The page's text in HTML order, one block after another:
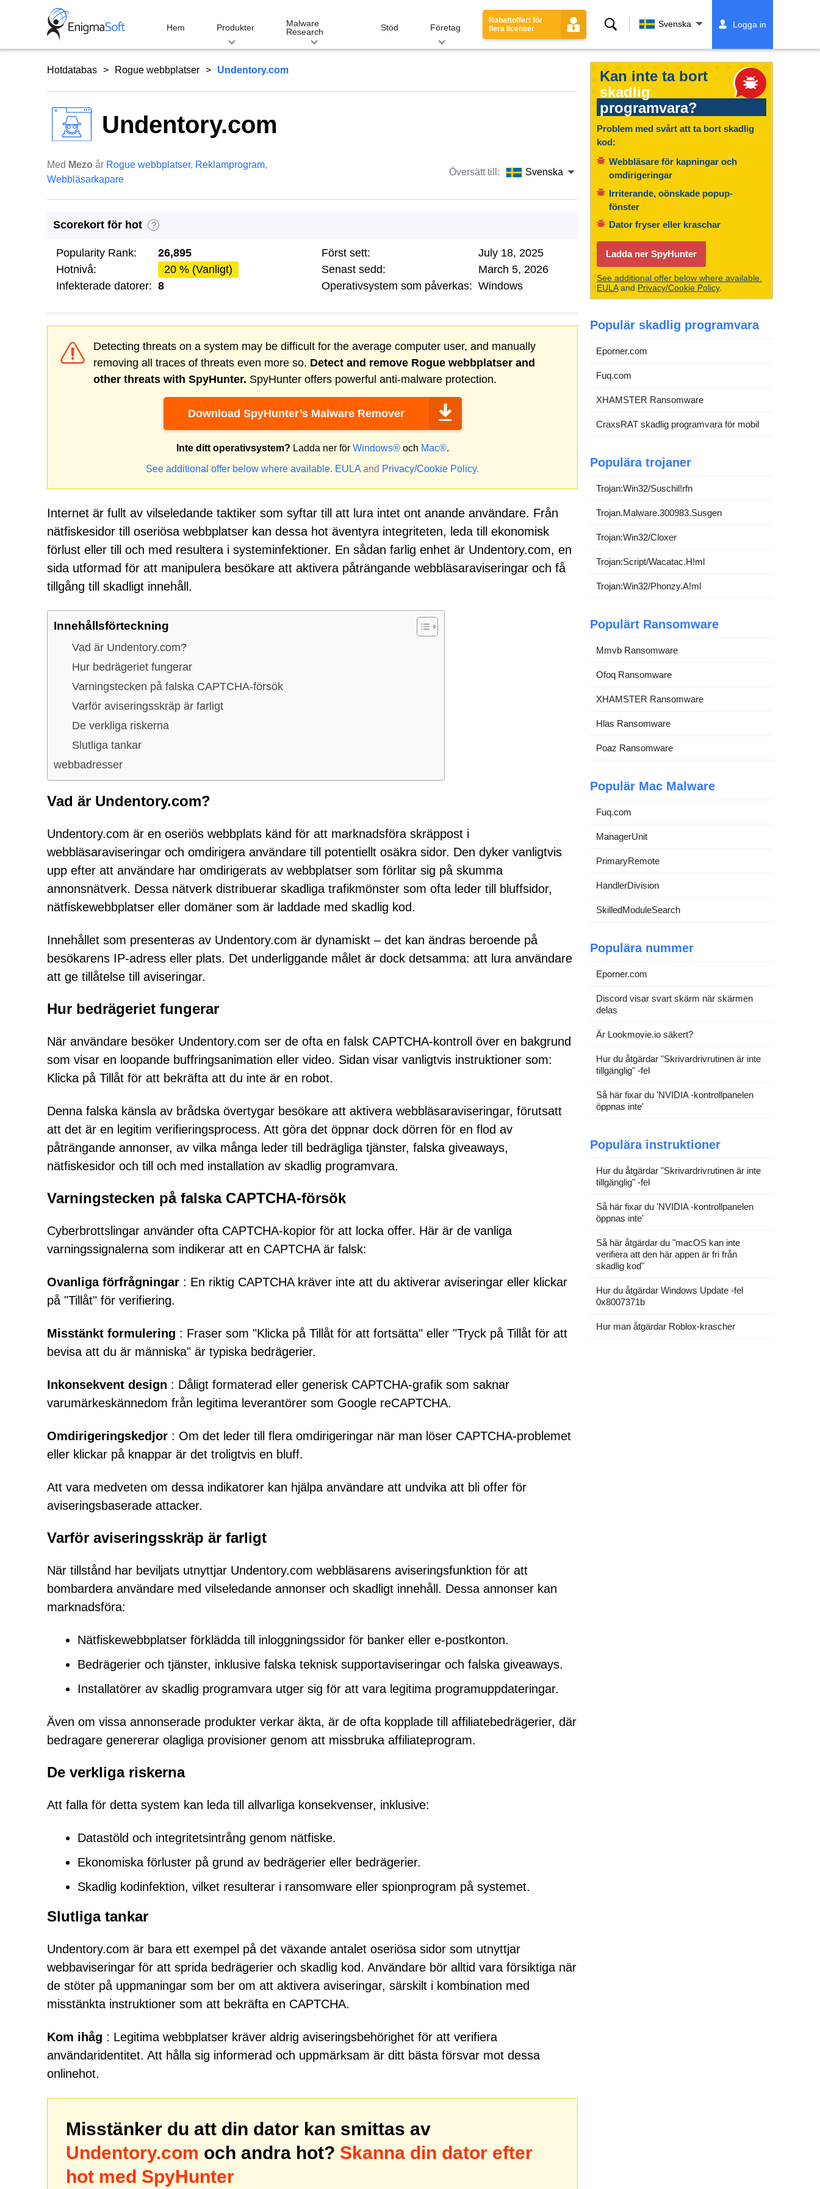
Hem Produkter
Malware
Research
Stöd Företag
Rabattoffert för
flera licenser
Sök Svenska Logga in
Hotdatabas Rogue webbplatser Undentory.com
Undentory.com
Med Mezo år Rogue webbplatser, Reklamprogram,
Webbläsarkapare
Översätt till: Svenska
Scorekort för hot ?
Popularity Rank:
26,895
Hotnivå:
20 % (Vanligt)
Infekterade datorer: 8
Först sett:
July 18, 2025
Senast sedd:
March 5, 2026
Operativsystem som påverkas: Windows
Detecting threats on a system may be difficult for the average computer user, and manually
removing all traces of threats even more so. Detect and remove Rogue webbplatser and
other threats with SpyHunter. SpyHunter offers powerful anti-malware protection.
Download SpyHunter’s Malware Remover
Inte ditt operativsystem? Ladda ner för Windows®och Mac®.
See additional offer below where available. EULA and Privacy/Cookie Policy.
Internet är fullt av vilseledande taktiker som syftar till att lura intet ont anande användare. Från
nätfiskesidor till oseriösa webbplatser kan dessa hot äventyra integriteten, leda till ekonomisk
förlust eller till och med resultera i systeminfektioner. En sådan farlig enhet är Undentory.com, en
sida utformad för att manipulera besökare att aktivera påträngande webbläsaraviseringar och få
tillgång till skadligt innehåll.
Innehållsförteckning
Vad är Undentory.com?
Hur bedrägeriet fungerar
Varningstecken på falska CAPTCHA-försök
Varför aviseringsskräp är farligt
De verkliga riskerna
Slutliga tankar
webbadresser
Vad är Undentory.com?
Undentory.com är en oseriös webbplats känd för att marknadsföra skräppost i
webbläsaraviseringar och omdirigera användare till potentiellt osäkra sidor. Den dyker vanligtvis
upp efter att användare har omdirigerats av webbplatser som förlitar sig på skumma
annonsnätverk. Dessa nätverk distribuerar skadliga trafikmönster som ofta leder till bluffsidor,
nätfiskewebbplatser eller domäner som är laddade med skadlig kod.
Innehållet som presenteras av Undentory.com är dynamiskt – det kan ändras beroende på
besökarens IP-adress eller plats. Det underliggande målet är dock detsamma: att lura användare
att ge tillåtelse till aviseringar.
Hur bedrägeriet fungerar
När användare besöker Undentory.com ser de ofta en falsk CAPTCHA-kontroll över en bakgrund
som visar en loopande buffringsanimation eller video. Sidan visar vanligtvis instruktioner som:
Klicka på Tillåt för att bekräfta att du inte är en robot.
Denna falska känsla av brådska övertygar besökare att aktivera webbläsaraviseringar, förutsatt
att det är en legitim verifieringsprocess. Att göra det öppnar dock dörren för en flod av
påträngande annonser, av vilka många leder till bedrägliga tjänster, falska giveaways,
nätfiskesidor och till och med installation av skadlig programvara.
Varningstecken på falska CAPTCHA-försök
Cyberbrottslingar använder ofta CAPTCHA-kopior för att locka offer. Här är de vanliga
varningssignalerna som indikerar att en CAPTCHA är falsk:
Ovanliga förfrågningar : En riktig CAPTCHA kräver inte att du aktiverar aviseringar eller klickar
på "Tillåt" för verifiering.
Misstänkt formulering : Fraser som "Klicka på Tillåt för att fortsätta" eller "Tryck på Tillåt för att
bevisa att du är människa" är typiska bedrägerier.
Inkonsekvent design : Dåligt formaterad eller generisk CAPTCHA-grafik som saknar
varumärkeskännedom från legitima leverantörer som Google reCAPTCHA.
Omdirigeringskedjor : Om det leder till flera omdirigeringar när man löser CAPTCHA-problemet
eller klickar på knappar är det troligtvis en bluff.
Att vara medveten om dessa indikatorer kan hjälpa användare att undvika att bli offer för
aviseringsbaserade attacker.
Varför aviseringsskräp är farligt
När tillstånd har beviljats utnyttjar Undentory.com webbläsarens aviseringsfunktion för att
bombardera användare med vilseledande annonser och skadligt innehåll. Dessa annonser kan
marknadsföra:
Nätfiskewebbplatser förklädda till inloggningssidor för banker eller e-postkonton.
Bedrägerier och tjänster, inklusive falska teknisk supportaviseringar och falska giveaways.
Installatörer av skadlig programvara utger sig för att vara legitima programuppdateringar.
Även om vissa annonserade produkter verkar äkta, är de ofta kopplade till affiliatebedrägerier, där
bedragare genererar olagliga provisioner genom att missbruka affiliateprogram.
De verkliga riskerna
Att falla för detta system kan leda till allvarliga konsekvenser, inklusive:
Datastöld och integritetsintrång genom nätfiske.
Ekonomiska förluster på grund av bedrägerier eller bedrägerier.
Skadlig kodinfektion, vilket resulterar i ransomware eller spionprogram på systemet.
Slutliga tankar
Undentory.com är bara ett exempel på det växande antalet oseriösa sidor som utnyttjar
webbaviseringar för att sprida bedrägerier och skadlig kod. Användare bör alltid vara försiktiga när
de stöter på uppmaningar som ber om att aktivera aviseringar, särskilt i kombination med
misstänkta instruktioner som att bekräfta en CAPTCHA.
Kom ihåg : Legitima webbplatser kräver aldrig aviseringsbehörighet för att verifiera
användaridentitet. Att hålla sig informerad och uppmärksam är ditt bästa försvar mot dessa
onlinehot.
Misstänker du att din dator kan smittas av
Undentory.com och andra hot? Skanna din dator efter
hot med SpyHunter
Kan inte ta bort
skadlig
programvara?
Problem med svårt att ta bort skadlig
kod:
Webbläsare för kapningar och
omdirigeringar
Irriterande, oönskade popup-
fönster
Dator fryser eller kraschar
Ladda ner SpyHunter
See additional offer below where available.
EULAand Privacy/Cookie Policy.
Populär skadlig programvara
Eporner.com
Fuq.com
XHAMSTER Ransomware
CraxsRAT skadlig programvara för mobil
Populära trojaner
Trojan:Win32/Suschil!rfn
Trojan.Malware.300983.Susgen
Trojan:Win32/Cloxer
Trojan:Script/Wacatac.H!ml
Trojan:Win32/Phonzy.A!ml
Populärt Ransomware
Mmvb Ransomware
Ofoq Ransomware
XHAMSTER Ransomware
Hlas Ransomware
Poaz Ransomware
Populär Mac Malware
Fuq.com
ManagerUnit
PrimaryRemote
HandlerDivision
SkilledModuleSearch
Populära nummer
Eporner.com
Discord visar svart skärm när skärmen
delas
Är Lookmovie.io säkert?
Hur du åtgärdar "Skrivardrivrutinen är inte
tillgänglig" -fel
Så här fixar du 'NVIDIA -kontrollpanelen
öppnas inte'
Populära instruktioner
Hur du åtgärdar "Skrivardrivrutinen är inte
tillgänglig" -fel
Så här fixar du 'NVIDIA -kontrollpanelen
öppnas inte'
Så här åtgärdar du "macOS kan inte
verifiera att den här appen är fri från
skadlig kod"
Hur du åtgärdar Windows Update -fel
0x8007371b
Hur man åtgärdar Roblox-krascher